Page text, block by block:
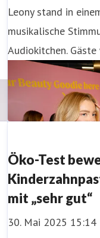
Leony stand in
musikalische
Audiokitchen. Gäste
Öko-Test
mit „sehr gut“
30. Mai 2025 15:14